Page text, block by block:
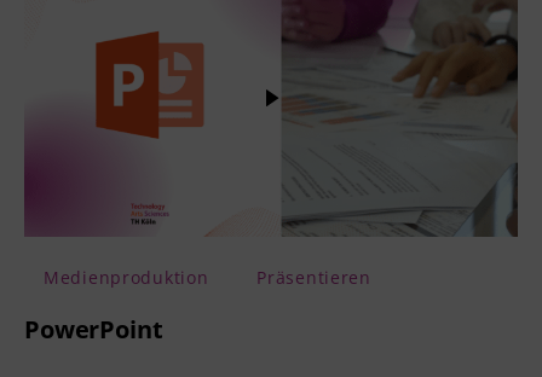
Medienproduktion Präsentieren
PowerPoint